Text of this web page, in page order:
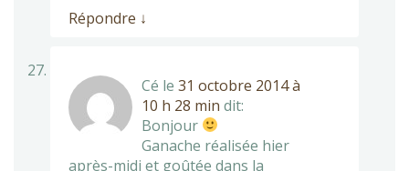
Répondre ↓
Cé le 31 octobre 2014 à
10 h 28 min dit:
Bonjour
Ganache réalisée hier
après-midi et goûtée dans la